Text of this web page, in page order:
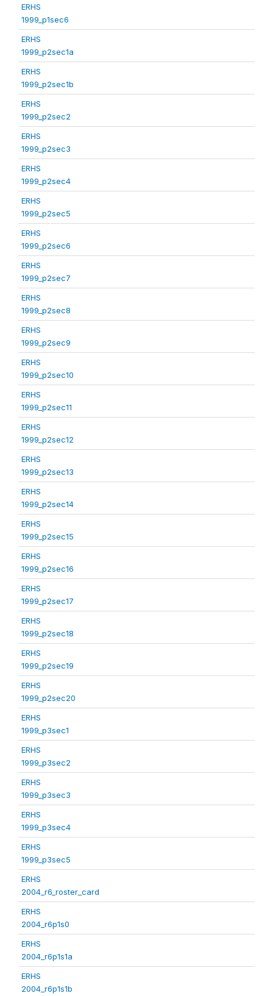
ERHS
1999_p1sec6
ERHS
1999_p2sec1a
ERHS
1999_p2sec1b
ERHS
1999_p2sec2
ERHS
1999_p2sec3
ERHS
1999_p2sec4
ERHS
1999_p2sec5
ERHS
1999_p2sec6
ERHS
1999_p2sec7
ERHS
1999_p2sec8
ERHS
1999_p2sec9
ERHS
1999_p2sec10
ERHS
1999_p2sec11
ERHS
1999_p2sec12
ERHS
1999_p2sec13
ERHS
1999_p2sec14
ERHS
1999_p2sec15
ERHS
1999_p2sec16
ERHS
1999_p2sec17
ERHS
1999_p2sec18
ERHS
1999_p2sec19
ERHS
1999_p2sec20
ERHS
1999_p3sec1
ERHS
1999_p3sec2
ERHS
1999_p3sec3
ERHS
1999_p3sec4
ERHS
1999_p3sec5
ERHS
2004_r6_roster_card
ERHS
2004_r6p1s0
ERHS
2004_r6p1s1a
ERHS
2004_r6p1s1b